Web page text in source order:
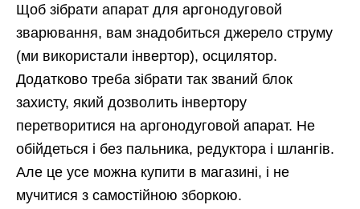
Щоб зібрати апарат для аргонодуговой
зварювання, вам знадобиться джерело струму
(ми використали інвертор), осцилятор.
Додатково треба зібрати так званий блок
захисту, який дозволить інвертору
перетворитися на аргонодуговой апарат. Не
обійдеться і без пальника, редуктора і шлангів.
Але це усе можна купити в магазині, і не
мучитися з самостійною зборкою.